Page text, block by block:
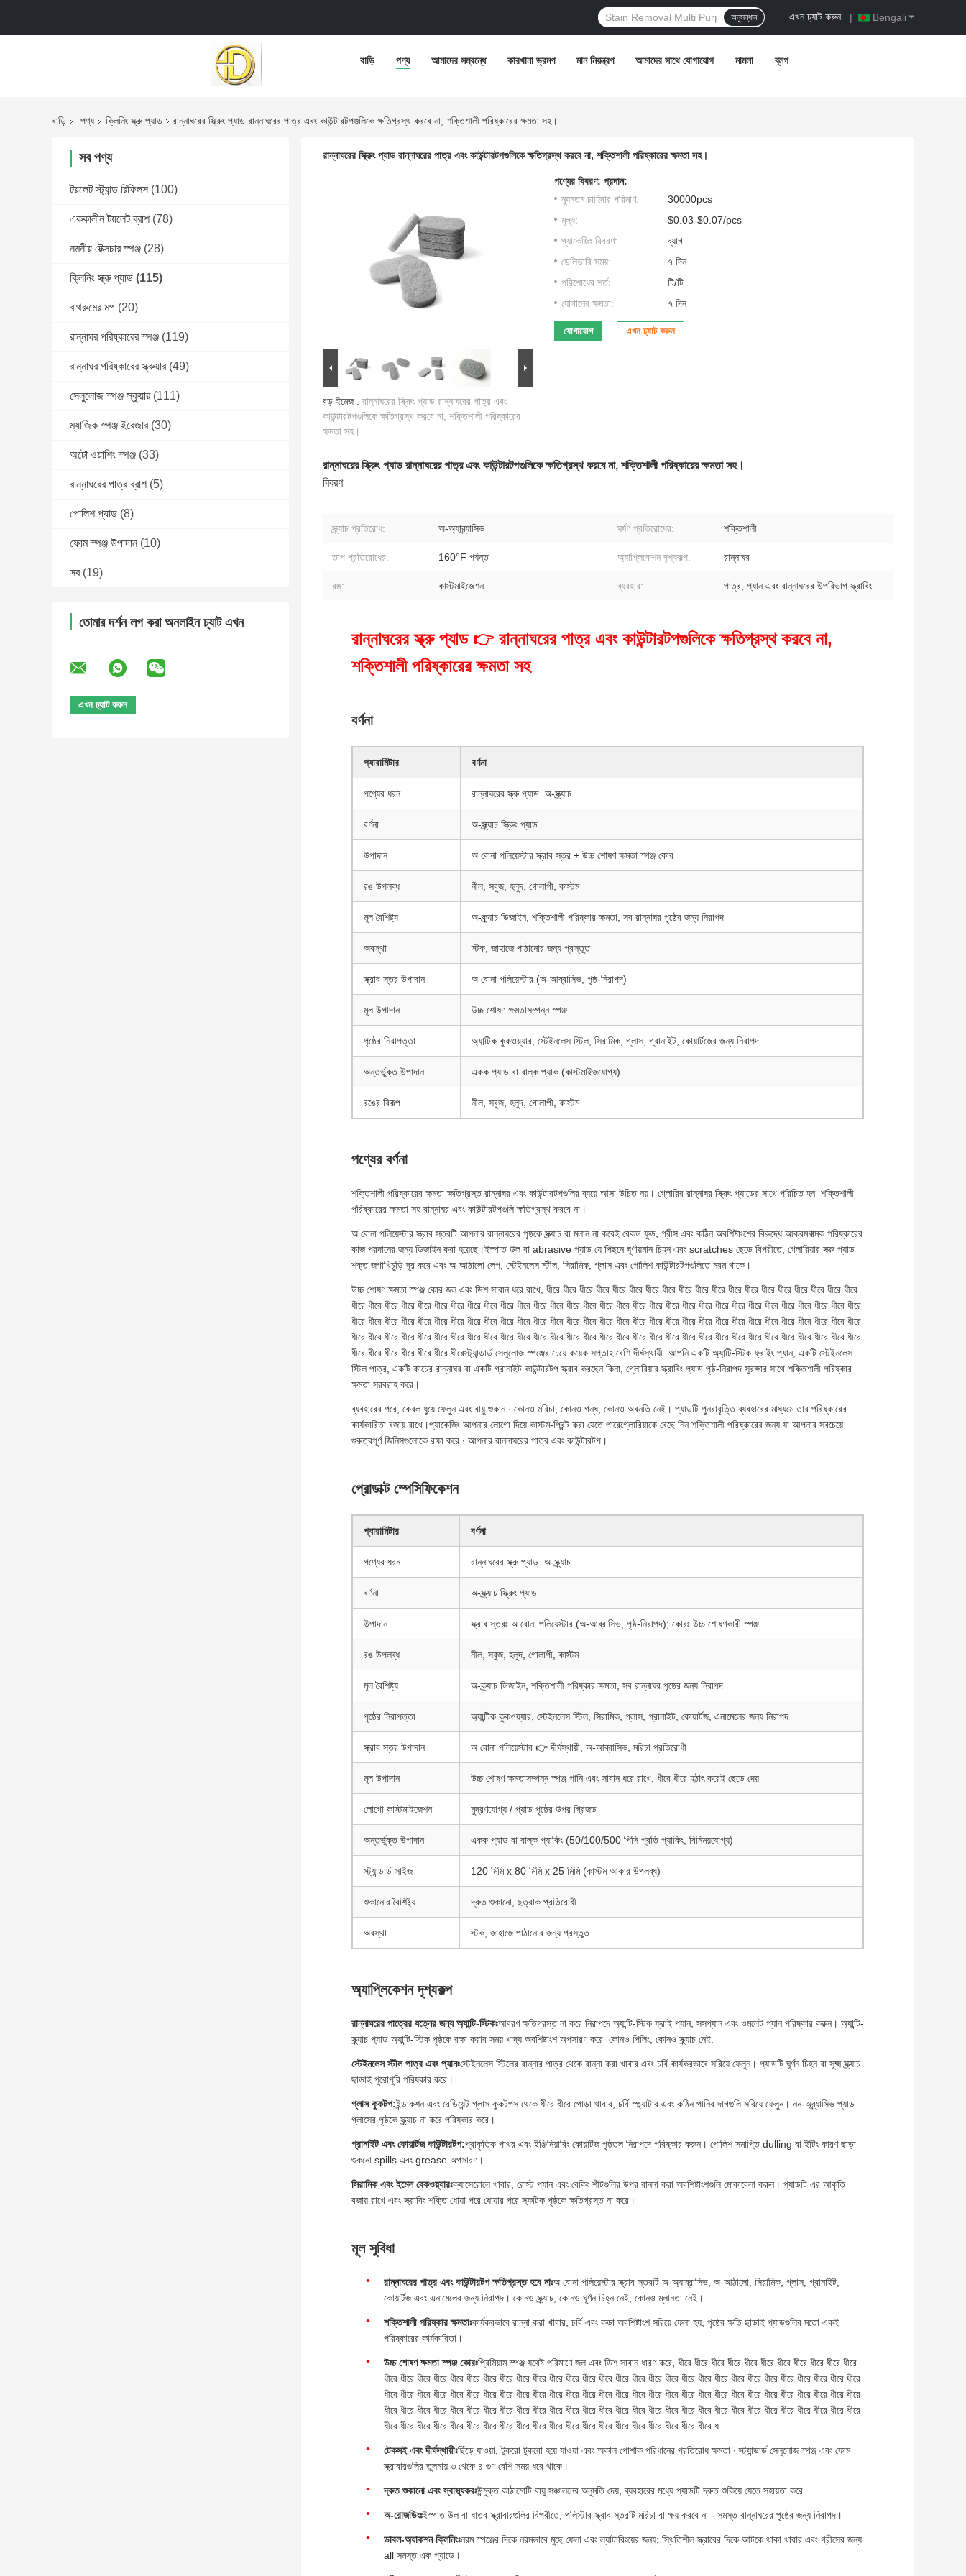
Bengali
এখন চ্যাট করুন |
অনুসন্ধান
বাড়ি পণ্য আমাদের সম্বন্ধে কারখানা ভ্রমণ মান নিয়ন্ত্রণ আমাদের সাথে যোগাযোগ মামলা ব্লগ
বাড়ি পণ্য ক্লিনিং স্ক্রু প্যাড রান্নাঘরের স্ক্রুিং প্যাড রান্নাঘরের পাত্র এবং কাউন্টারটপগুলিকে ক্ষতিগ্রস্থ করবে না, শক্তিশালী পরিষ্কারের ক্ষমতা সহ।
সব পণ্য
টয়লেট স্ট্যান্ড রিফিলস (100)
এককালীন টয়লেট ব্রাশ (78)
নমনীয় টেক্সচার স্পঞ্জ (28)
ক্লিনিং স্ক্রু প্যাড (115)
বাথরুমের মপ (20)
রান্নাঘর পরিষ্কারের স্পঞ্জ (119)
রান্নাঘর পরিষ্কারের স্ক্রুয়ার (49)
সেলুলোজ স্পঞ্জ স্কুয়ার (111)
ম্যাজিক স্পঞ্জ ইরেজার (30)
অটো ওয়াশিং স্পঞ্জ (33)
রান্নাঘরের পাত্র ব্রাশ (5)
পোলিশ প্যাড (8)
ফোম স্পঞ্জ উপাদান (10)
সব (19)
তোমার দর্শন লগ করা অনলাইন চ্যাট এখন
রান্নাঘরের স্ক্রুিং প্যাড রান্নাঘরের পাত্র এবং কাউন্টারটপগুলিকে ক্ষতিগ্রস্থ করবে না, শক্তিশালী পরিষ্কারের ক্ষমতা সহ।
বড় ইমেজ : রান্নাঘরের স্ক্রুিং প্যাড রান্নাঘরের পাত্র এবং
কাউন্টারটপগুলিকে ক্ষতিগ্রস্থ করবে না, শক্তিশালী পরিষ্কারের
ক্ষমতা সহ।
পণ্যের বিবরণ: প্রদান:
ন্যূনতম চাহিদার পরিমাণ:
30000pcs
মূল্য:
$0.03-$0.07/pcs
প্যাকেজিং বিবরণ:
ব্যাগ
ডেলিভারি সময়:
৭ দিন
পরিশোধের শর্ত:
টি/টি
যোগানের ক্ষমতা:
৭ দিন
যোগাযোগ এখন চ্যাট করুন
রান্নাঘরের স্ক্রুিং প্যাড রান্নাঘরের পাত্র এবং কাউন্টারটপগুলিকে ক্ষতিগ্রস্থ করবে না, শক্তিশালী পরিষ্কারের ক্ষমতা সহ।
বিবরণ
স্ক্র্যাচ প্রতিরোধ: অ-অ্যাব্র্যাসিভ ঘর্ষণ প্রতিরোধের: শক্তিশালী
তাপ প্রতিরোধের: 160°F পর্যন্ত অ্যাপ্লিকেশন দৃশ্যকল্প: রান্নাঘর
রঙ: কাস্টমাইজেশন ব্যবহার: পাত্র, প্যান এবং রান্নাঘরের উপরিভাগ স্ক্রাবিং
রান্নাঘরের স্ক্রু প্যাড 👉 রান্নাঘরের পাত্র এবং কাউন্টারটপগুলিকে ক্ষতিগ্রস্থ করবে না,
শক্তিশালী পরিষ্কারের ক্ষমতা সহ
বর্ণনা
প্যারামিটার বর্ণনা
পণ্যের ধরন রান্নাঘরের স্ক্রু প্যাড ️ অ-স্ক্র্যাচ
বর্ণনা অ-স্ক্র্যাচ স্ক্রুিং প্যাড
উপাদান অ বোনা পলিয়েস্টার স্ক্রাব স্তর + উচ্চ শোষণ ক্ষমতা স্পঞ্জ কোর
রঙ উপলব্ধ নীল, সবুজ, হলুদ, গোলাপী, কাস্টম
মূল বৈশিষ্ট্য অ-ক্র্যাচ ডিজাইন, শক্তিশালী পরিষ্কার ক্ষমতা, সব রান্নাঘর পৃষ্ঠের জন্য নিরাপদ
অবস্থা স্টক, জাহাজে পাঠানোর জন্য প্রস্তুত
স্ক্রাব স্তর উপাদান অ বোনা পলিয়েস্টার (অ-আব্রাসিভ, পৃষ্ঠ-নিরাপদ)
মূল উপাদান উচ্চ শোষণ ক্ষমতাসম্পন্ন স্পঞ্জ
পৃষ্ঠের নিরাপত্তা অ্যান্টিক কুকওয়্যার, স্টেইনলেস স্টিল, সিরামিক, গ্লাস, গ্রানাইট, কোয়ার্টজের জন্য নিরাপদ
অন্তর্ভুক্ত উপাদান একক প্যাড বা বাল্ক প্যাক (কাস্টমাইজযোগ্য)
রঙের বিকল্প নীল, সবুজ, হলুদ, গোলাপী, কাস্টম
পণ্যের বর্ণনা
শক্তিশালী পরিষ্কারের ক্ষমতা ক্ষতিগ্রস্ত রান্নাঘর এবং কাউন্টারটপগুলির ব্যয়ে আসা উচিত নয়। গ্লোরির রান্নাঘর স্ক্রুিং প্যাডের সাথে পরিচিত হন ️ শক্তিশালী
পরিষ্কারের ক্ষমতা সহ রান্নাঘর এবং কাউন্টারটপগুলি ক্ষতিগ্রস্থ করবে না।
অ বোনা পলিয়েস্টার স্ক্রাব স্তরটি আপনার রান্নাঘরের পৃষ্ঠকে স্ক্র্যাচ বা ম্লান না করেই বেকড ফুড, গ্রীস এবং কঠিন অবশিষ্টাংশের বিরুদ্ধে আক্রমণাত্মক পরিষ্কারের
কাজ প্রদানের জন্য ডিজাইন করা হয়েছে।ইস্পাত উল বা abrasive প্যাড যে পিছনে ঘূর্ণায়মান চিহ্ন এবং scratches ছেড়ে বিপরীতে, গ্লোরিয়ার স্ক্রু প্যাড
শক্ত জগাখিচুড়ি দূর করে এবং অ-আঠালো লেপ, স্টেইনলেস স্টীল, সিরামিক, গ্লাস এবং পোলিশ কাউন্টারটপগুলিতে নরম থাকে।
উচ্চ শোষণ ক্ষমতা স্পঞ্জ কোর জল এবং ডিশ সাবান ধরে রাখে, ধীরে ধীরে ধীরে ধীরে ধীরে ধীরে ধীরে ধীরে ধীরে ধীরে ধীরে ধীরে ধীরে ধীরে ধীরে ধীরে ধীরে ধীরে ধীরে
ধীরে ধীরে ধীরে ধীরে ধীরে ধীরে ধীরে ধীরে ধীরে ধীরে ধীরে ধীরে ধীরে ধীরে ধীরে ধীরে ধীরে ধীরে ধীরে ধীরে ধীরে ধীরে ধীরে ধীরে ধীরে ধীরে ধীরে ধীরে ধীরে ধীরে ধীরে
ধীরে ধীরে ধীরে ধীরে ধীরে ধীরে ধীরে ধীরে ধীরে ধীরে ধীরে ধীরে ধীরে ধীরে ধীরে ধীরে ধীরে ধীরে ধীরে ধীরে ধীরে ধীরে ধীরে ধীরে ধীরে ধীরে ধীরে ধীরে ধীরে ধীরে ধীরে
ধীরে ধীরে ধীরে ধীরে ধীরে ধীরে ধীরে ধীরে ধীরে ধীরে ধীরে ধীরে ধীরে ধীরে ধীরে ধীরে ধীরে ধীরে ধীরে ধীরে ধীরে ধীরে ধীরে ধীরে ধীরে ধীরে ধীরে ধীরে ধীরে ধীরে ধীরে
ধীরে ধীরে ধীরে ধীরে ধীরে ধীরে ধীরেস্ট্যান্ডার্ড সেলুলোজ স্পঞ্জের চেয়ে কয়েক সপ্তাহ বেশি দীর্ঘস্থায়ী. আপনি একটি অ্যান্টি-স্টিক ফ্রাইং প্যান, একটি স্টেইনলেস
স্টিল পাত্র, একটি কাচের রান্নাঘর বা একটি গ্রানাইট কাউন্টারটপ স্ক্রাব করছেন কিনা, গ্লোরিয়ার স্ক্রাবিং প্যাড পৃষ্ঠ-নিরাপদ সুরক্ষার সাথে শক্তিশালী পরিষ্কার
ক্ষমতা সরবরাহ করে।
ব্যবহারের পরে, কেবল ধুয়ে ফেলুন এবং বায়ু শুকান ∙ কোনও মরিচা, কোনও গন্ধ, কোনও অবনতি নেই। প্যাডটি পুনরাবৃত্তি ব্যবহারের মাধ্যমে তার পরিষ্কারের
কার্যকারিতা বজায় রাখে।প্যাকেজিং আপনার লোগো দিয়ে কাস্টম-প্রিন্ট করা যেতে পারেগ্লোরিয়াকে বেছে নিন শক্তিশালী পরিষ্কারের জন্য যা আপনার সবচেয়ে
গুরুত্বপূর্ণ জিনিসগুলোকে রক্ষা করে ∙ আপনার রান্নাঘরের পাত্র এবং কাউন্টারটপ।
প্রোডাক্ট স্পেসিফিকেশন
প্যারামিটার বর্ণনা
পণ্যের ধরন রান্নাঘরের স্ক্রু প্যাড ️ অ-স্ক্র্যাচ
বর্ণনা অ-স্ক্র্যাচ স্ক্রুিং প্যাড
উপাদান স্ক্রাব স্তরঃ অ বোনা পলিয়েস্টার (অ-আব্রাসিভ, পৃষ্ঠ-নিরাপদ); কোরঃ উচ্চ শোষণকারী স্পঞ্জ
রঙ উপলব্ধ নীল, সবুজ, হলুদ, গোলাপী, কাস্টম
মূল বৈশিষ্ট্য অ-ক্র্যাচ ডিজাইন, শক্তিশালী পরিষ্কার ক্ষমতা, সব রান্নাঘর পৃষ্ঠের জন্য নিরাপদ
পৃষ্ঠের নিরাপত্তা অ্যান্টিক কুকওয়্যার, স্টেইনলেস স্টিল, সিরামিক, গ্লাস, গ্রানাইট, কোয়ার্টজ, এনামেলের জন্য নিরাপদ
স্ক্রাব স্তর উপাদান অ বোনা পলিয়েস্টার 👉 দীর্ঘস্থায়ী, অ-আব্রাসিভ, মরিচা প্রতিরোধী
মূল উপাদান উচ্চ শোষণ ক্ষমতাসম্পন্ন স্পঞ্জ পানি এবং সাবান ধরে রাখে, ধীরে ধীরে হঠাৎ করেই ছেড়ে দেয়
লোগো কাস্টমাইজেশন মুদ্রণযোগ্য / প্যাড পৃষ্ঠের উপর গ্রিজড
অন্তর্ভুক্ত উপাদান একক প্যাড বা বাল্ক প্যাকিং (50/100/500 পিসি প্রতি প্যাকিং, বিনিময়যোগ্য)
স্ট্যান্ডার্ড সাইজ 120 মিমি x 80 মিমি x 25 মিমি (কাস্টম আকার উপলব্ধ)
শুকানোর বৈশিষ্ট্য দ্রুত শুকানো, ছত্রাক প্রতিরোধী
অবস্থা স্টক, জাহাজে পাঠানোর জন্য প্রস্তুত
অ্যাপ্লিকেশন দৃশ্যকল্প
রান্নাঘরের পাত্রের যত্নের জন্য অ্যান্টি-স্টিকঃআবরণ ক্ষতিগ্রস্ত না করে নিরাপদে অ্যান্টি-স্টিক ফ্রাই প্যান, সসপ্যান এবং ওমলেট প্যান পরিষ্কার করুন। অ্যান্টি-
স্ক্র্যাচ প্যাড অ্যান্টি-স্টিক পৃষ্ঠকে রক্ষা করার সময় খাদ্য অবশিষ্টাংশ অপসারণ করে ️ কোনও পিলিং, কোনও স্ক্র্যাচ নেই.
স্টেইনলেস স্টীল পাত্র এবং প্যানঃস্টেইনলেস স্টিলের রান্নার পাত্র থেকে রান্না করা খাবার এবং চর্বি কার্যকরভাবে সরিয়ে ফেলুন। প্যাডটি ঘূর্ণন চিহ্ন বা সূক্ষ্ম স্ক্র্যাচ
ছাড়াই পুরোপুরি পরিষ্কার করে।
গ্লাস কুকটপ:ইন্ডাকশন এবং রেডিয়েন্ট গ্লাস কুকটপস থেকে ধীরে ধীরে পোড়া খাবার, চর্বি স্প্ল্যাটার এবং কঠিন পানির দাগগুলি সরিয়ে ফেলুন। নন-অব্র্যাসিভ প্যাড
গ্লাসের পৃষ্ঠকে স্ক্র্যাচ না করে পরিষ্কার করে।
গ্রানাইট এবং কোয়ার্টজ কাউন্টারটপ:প্রাকৃতিক পাথর এবং ইঞ্জিনিয়ারিং কোয়ার্টজ পৃষ্ঠতল নিরাপদে পরিষ্কার করুন। পোলিশ সমাপ্তি dulling বা ইটিং কারণ ছাড়া
শুকনো spills এবং grease অপসারণ।
সিরামিক এবং ইমেল বেকওয়্যারঃক্যাসেরোলে খাবার, রোস্ট প্যান এবং বেকিং শীটগুলির উপর রান্না করা অবশিষ্টাংশগুলি মোকাবেলা করুন। প্যাডটি এর আকৃতি
বজায় রাখে এবং স্ক্রাবিং শক্তি ধোয়া পরে ধোয়ার পরে স্ফটিক পৃষ্ঠকে ক্ষতিগ্রস্ত না করে।
মূল সুবিধা
রান্নাঘরের পাত্র এবং কাউন্টারটপ ক্ষতিগ্রস্ত হবে নাঃঅ বোনা পলিয়েস্টার স্ক্রাব স্তরটি অ-অ্যাব্রাসিভ, অ-আঠালো, সিরামিক, গ্লাস, গ্রানাইট,
কোয়ার্টজ এবং এনামেলের জন্য নিরাপদ। কোনও স্ক্র্যাচ, কোনও ঘূর্ণন চিহ্ন নেই, কোনও ম্লানতা নেই।
শক্তিশালী পরিষ্কার ক্ষমতাঃকার্যকরভাবে রান্না করা খাবার, চর্বি এবং কড়া অবশিষ্টাংশ সরিয়ে ফেলা হয়, পৃষ্ঠের ক্ষতি ছাড়াই প্যাডগুলির মতো একই
পরিষ্কারের কার্যকারিতা।
উচ্চ শোষণ ক্ষমতা স্পঞ্জ কোরঃপ্রিমিয়াম স্পঞ্জ যথেষ্ট পরিমাণে জল এবং ডিশ সাবান ধারণ করে, ধীরে ধীরে ধীরে ধীরে ধীরে ধীরে ধীরে ধীরে ধীরে ধীরে ধীরে
ধীরে ধীরে ধীরে ধীরে ধীরে ধীরে ধীরে ধীরে ধীরে ধীরে ধীরে ধীরে ধীরে ধীরে ধীরে ধীরে ধীরে ধীরে ধীরে ধীরে ধীরে ধীরে ধীরে ধীরে ধীরে ধীরে ধীরে ধীরে ধীরে
ধীরে ধীরে ধীরে ধীরে ধীরে ধীরে ধীরে ধীরে ধীরে ধীরে ধীরে ধীরে ধীরে ধীরে ধীরে ধীরে ধীরে ধীরে ধীরে ধীরে ধীরে ধীরে ধীরে ধীরে ধীরে ধীরে ধীরে ধীরে ধীরে
ধীরে ধীরে ধীরে ধীরে ধীরে ধীরে ধীরে ধীরে ধীরে ধীরে ধীরে ধীরে ধীরে ধীরে ধীরে ধীরে ধীরে ধীরে ধীরে ধীরে ধীরে ধীরে ধীরে ধীরে ধীরে ধীরে ধীরে ধীরে ধীরে
ধীরে ধীরে ধীরে ধীরে ধীরে ধীরে ধীরে ধীরে ধীরে ধীরে ধীরে ধীরে ধীরে ধীরে ধীরে ধীরে ধীরে ধীরে ধীরে ধীরে ধ
টেকসই এবং দীর্ঘস্থায়ীঃছিঁড়ে যাওয়া, টুকরো টুকরো হয়ে যাওয়া এবং অকাল পোশাক পরিধানের প্রতিরোধ ক্ষমতা ∙ স্ট্যান্ডার্ড সেলুলোজ স্পঞ্জ এবং ফোম
স্ক্রাবারগুলির তুলনায় ৩ থেকে ৪ গুণ বেশি সময় ধরে থাকে।
দ্রুত শুকানো এবং স্বাস্থ্যকরঃউন্মুক্ত কাঠামোটি বায়ু সঞ্চালনের অনুমতি দেয়, ব্যবহারের মধ্যে প্যাডটি দ্রুত শুকিয়ে যেতে সহায়তা করে
অ-রোজডিংঃইস্পাত উল বা ধাতব স্ক্রাবারগুলির বিপরীতে, পলিস্টার স্ক্রাব স্তরটি মরিচা বা ক্ষয় করবে না - সমস্ত রান্নাঘরের পৃষ্ঠের জন্য নিরাপদ।
ডাবল-অ্যাকশন ক্লিনিংঃনরম স্পঞ্জের দিকে নরমভাবে মুছে ফেলা এবং ল্যাটারিংয়ের জন্য; স্থিতিশীল স্ক্রাবের দিকে আটকে থাকা খাবার এবং গ্রীসের জন্য
all সমস্ত এক প্যাডে।